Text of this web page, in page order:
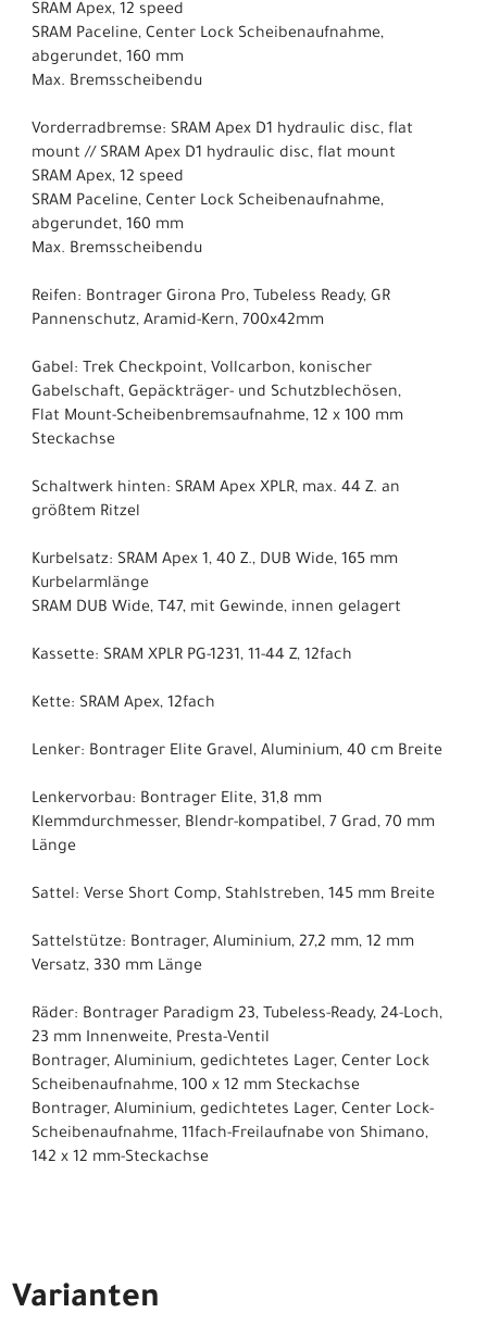
SRAM Apex, 12 speed
SRAM Paceline, Center Lock Scheibenaufnahme,
abgerundet, 160 mm
Max. Bremsscheibendu
Vorderradbremse: SRAM Apex D1 hydraulic disc, flat
mount // SRAM Apex D1 hydraulic disc, flat mount
SRAM Apex, 12 speed
SRAM Paceline, Center Lock Scheibenaufnahme,
abgerundet, 160 mm
Max. Bremsscheibendu
Reifen: Bontrager Girona Pro, Tubeless Ready, GR
Pannenschutz, Aramid-Kern, 700x42mm
Gabel: Trek Checkpoint, Vollcarbon, konischer
Gabelschaft, Gepäckträger- und Schutzblechösen,
Flat Mount-Scheibenbremsaufnahme, 12 x 100 mm
Steckachse
Schaltwerk hinten: SRAM Apex XPLR, max. 44 Z. an
größtem Ritzel
Kurbelsatz: SRAM Apex 1, 40 Z., DUB Wide, 165 mm
Kurbelarmlänge
SRAM DUB Wide, T47, mit Gewinde, innen gelagert
Kassette: SRAM XPLR PG-1231, 11-44 Z, 12fach
Kette: SRAM Apex, 12fach
Lenker: Bontrager Elite Gravel, Aluminium, 40 cm Breite
Lenkervorbau: Bontrager Elite, 31,8 mm
Klemmdurchmesser, Blendr-kompatibel, 7 Grad, 70 mm
Länge
Sattel: Verse Short Comp, Stahlstreben, 145 mm Breite
Sattelstütze: Bontrager, Aluminium, 27,2 mm, 12 mm
Versatz, 330 mm Länge
Räder: Bontrager Paradigm 23, Tubeless-Ready, 24-Loch,
23 mm Innenweite, Presta-Ventil
Bontrager, Aluminium, gedichtetes Lager, Center Lock
Scheibenaufnahme, 100 x 12 mm Steckachse
Bontrager, Aluminium, gedichtetes Lager, Center Lock-
Scheibenaufnahme, 11fach-Freilaufnabe von Shimano,
142 x 12 mm-Steckachse
Varianten